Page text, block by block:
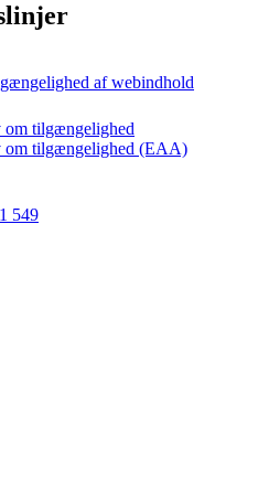
af webindhold
tilgængelighed
om tilgængelighed (EAA)
549